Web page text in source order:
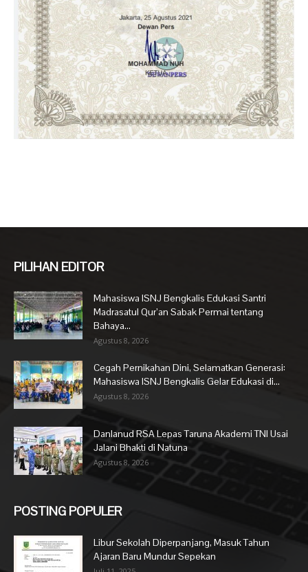
PILIHAN EDITOR
Mahasiswa ISNJ Bengkalis Edukasi Santri
Madrasatul Qur’an Sabak Permai tentang
Bahaya...
Agustus 8, 2026
Cegah Pernikahan Dini, Selamatkan Generasi:
Mahasiswa ISNJ Bengkalis Gelar Edukasi di...
Agustus 8, 2026
Danlanud RSA Lepas Taruna Akademi TNI Usai
Jalani Bhakti di Natuna
Agustus 8, 2026
POSTING POPULER
Libur Sekolah Diperpanjang, Masuk Tahun
Ajaran Baru Mundur Sepekan